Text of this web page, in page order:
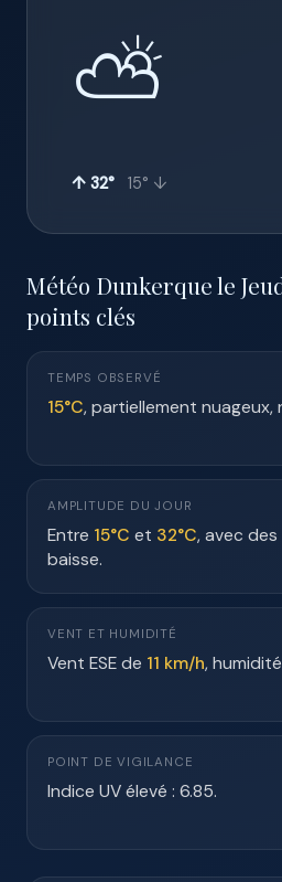
⛅
↑ 32° 15° ↓
Météo Dunkerque le
points clés
TEMPS OBSERVÉ
15°C, partiellement nuageux,
AMPLITUDE DU JOUR
Entre 15°C et 32°C, avec
baisse.
VENT ET HUMIDITÉ
Vent ESE de 11 km/h,
POINT DE VIGILANCE
Indice UV élevé : 6.85.